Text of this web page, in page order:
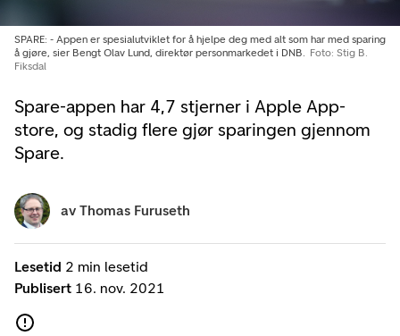
Spare-appen har 4,7 stjerner i Apple App-
store, og stadig flere gjør sparingen gjennom
Spare.
SPARE: - Appen er spesialutviklet for å hjelpe deg med alt som har med sparing
å gjøre, sier Bengt Olav Lund, direktør personmarkedet i DNB.
Foto: Stig B.
Fiksdal
Lesetid 2 min lesetid
Publisert 16. nov. 2021
av Thomas Furuseth